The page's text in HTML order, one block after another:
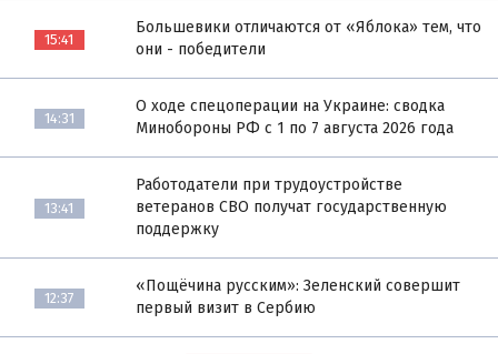
15:41
Большевики отличаются от «Яблока» тем, что
они - победители
14:31
О ходе спецоперации на Украине: сводка
Минобороны РФ с 1 по 7 августа 2026 года
13:41
Работодатели при трудоустройстве
ветеранов СВО получат государственную
поддержку
12:37
«Пощёчина русским»: Зеленский совершит
первый визит в Сербию